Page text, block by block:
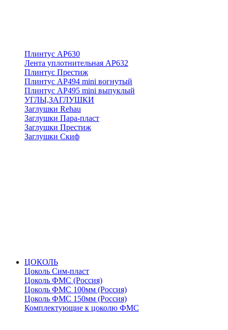
Плинтус АР630
Лента уплотнительная АР632
Плинтус Престиж
Плинтус АР494 mini вогнутый
Плинтус АР495 mini выпуклый
УГЛЫ,ЗАГЛУШКИ
Заглушки Rehau
Заглушки Пара-пласт
Заглушки Престиж
Заглушки Скиф
ЦОКОЛЬ
Цоколь Сим-пласт
Цоколь ФМС (Россия)
Цоколь ФМС 100мм (Россия)
Цоколь ФМС 150мм (Россия)
Комплектующие к цоколю ФМС